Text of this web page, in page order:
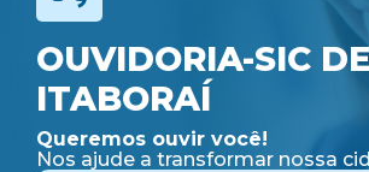
OUVIDORIA-SIC
ITABORAÍ
Queremos ouvir você!
Nos ajude a transformar nossa